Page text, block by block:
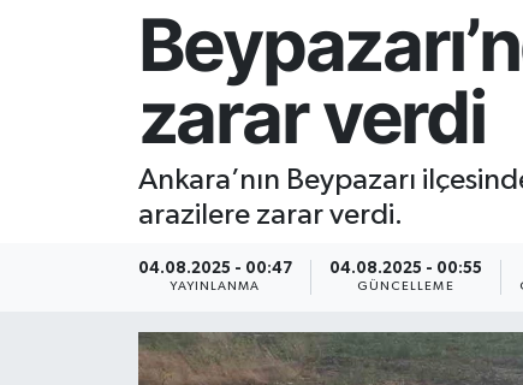
zarar verdi
Ankara’nın Beypazarı
arazilere zarar verdi.
04.08.2025 - 00:47
YAYINLANMA
04.08.2025 - 00:55
GÜNCELLEME
Resmi İlan